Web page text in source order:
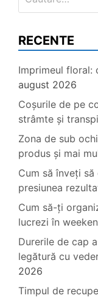
după:
RECENTE
Imprimeul floral:
august 2026
Coșurile de pe
strâmte și
Zona de sub
produs și mai
Cum să înveți
presiunea
Cum să-ți
lucrezi în
Durerile de cap
legătură cu
2026
Timpul de